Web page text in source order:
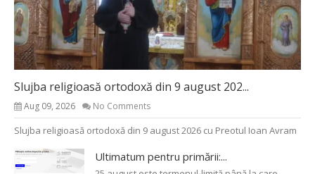
Slujba religioasă ortodoxă din 9 august 202...
Aug 09, 2026 No Comments
Slujba religioasă ortodoxă din 9 august 2026 cu Preotul Ioan Avram
Ultimatum pentru primării:...